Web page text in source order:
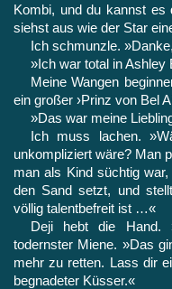
Kombi, und du kannst es
siehst aus wie der Star
Ich schmunzle.
»Ich war total in Ashley
Meine Wangen
ein großer ›Prinz von Bel
»Das war meine
Ich muss lachen.
unkompliziert wäre? Man
man als Kind süchtig
den Sand setzt, und
völlig talentbefreit ist …«
Deji hebt die Hand.
todernster Miene. »Das
mehr zu retten. Lass dir
begnadeter Küsser.«